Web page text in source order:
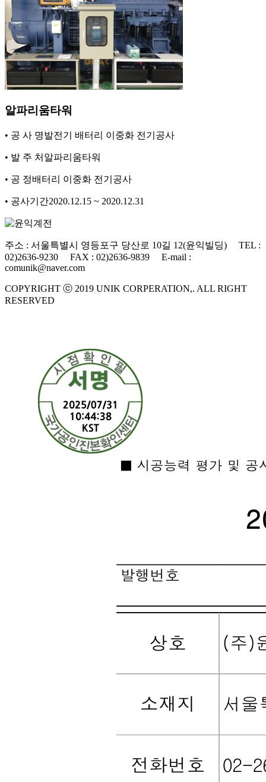
알파리움타워
• 공 사 명발전기 배터리 이중화 전기공사
• 발 주 처 알파리움타워
• 공 정배터리 이중화 전기공사
• 공사기간2020.12.15 ~ 2020.12.31
주소 : 서울특별시 영등포구 당산로 10길 12(윤익빌딩) TEL :
02)2636-9230 FAX : 02)2636-9839 E-mail :
comunik@naver.com
COPYRIGHT ⓒ 2019 UNIK CORPERATION,. ALL RIGHT
RESERVED